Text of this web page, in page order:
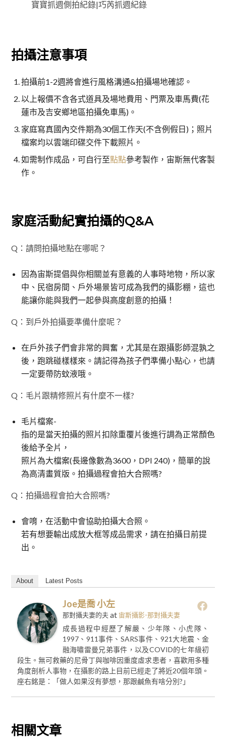
寶寶抓週側拍紀錄|巧芮抓週紀錄
拍攝注意事項
拍攝前1-2週將會進行風格溝通&拍攝場地確認。
以上報價不含各式道具及場地費用、門票及車馬費(花
蓮市及吉安鄉地區拍攝免車馬)。
家庭寫真國內交件期為30個工作天(不含例假日)；照片
檔案均以雲端印碟交件下載照片。
如需制作成品，可自行至點點參考製作，宙斯無代客製
作。
家庭活動紀實拍攝的Q&A
Q：請問拍攝地點在哪呢？
因為宙斯提倡與你相關並有意義的人事時地物，所以家
中、民宿房間、戶外場景皆可成為我們的攝影棚，這也
能讓你能與我們一起參與高度創意的拍攝！
Q：到戶外拍攝要準備什麼呢？
在戶外孩子們會非常的興奮，尤其是在跟攝影師混孰之
後，跑跳碰樣樣來。請記得為孩子們準備小點心，也請
一定要帶防蚊液哦。
Q：毛片跟精修照片有什麼不一樣?
毛片檔案-
指的是當天拍攝的照片扣除重覆片後進行調為正常顏色
後給予全片，
照片為大檔案(長邊像數為3600，DPI 240)，簡單的說
為高清畫質版。拍攝過程會拍大合照嗎?
Q：拍攝過程會拍大合照嗎?
會唷，在活動中會協助拍攝大合照。
若有想要輸出成放大框等成品需求，請在拍攝日前提
出。
About Latest Posts
Joe是喬 小左
那對攝夫妻的夫at 宙斯攝影-那對攝夫妻
成長過程中經歷了解嚴、少年隊、小虎隊、
1997、911事件、SARS事件、921大地震、金
融海嘯雷曼兄弟事件，以及COVID的七年級初
段生。無可救藥的尼骨丁與咖啡因重度虛求患者，喜歡用多種
角度剖析人事物，在攝影的路上目前已經走了將近20個年頭。
座右銘是：「做人如果沒有夢想，那跟鹹魚有啥分別?」
相關文章